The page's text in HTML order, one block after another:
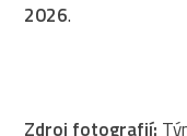
2026.
Zdroj fotografií: